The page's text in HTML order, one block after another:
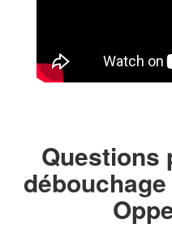
Questions